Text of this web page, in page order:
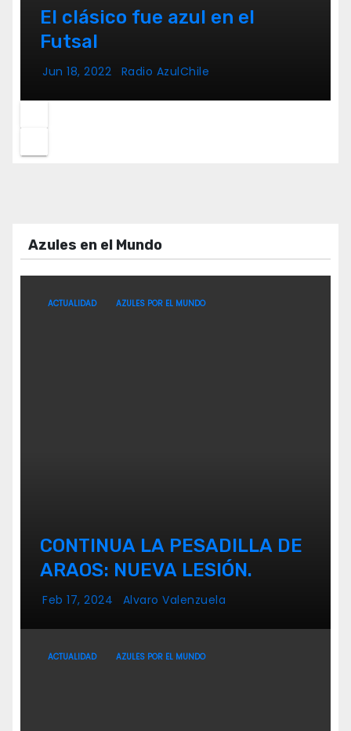
El clásico fue azul en el
Futsal
Jun 18, 2022 Radio AzulChile
Azules en el Mundo
ACTUALIDAD AZULES POR EL MUNDO
CONTINUA LA PESADILLA DE
ARAOS: NUEVA LESIÓN.
Feb 17, 2024 Alvaro Valenzuela
ACTUALIDAD AZULES POR EL MUNDO